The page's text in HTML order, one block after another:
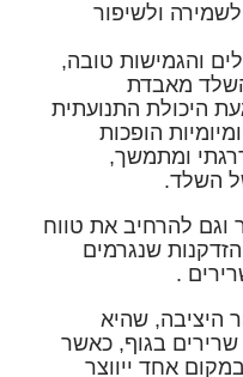
לשמירה ולשיפור
והגמישות טובה,
מאבדת
היכולת התנועתית
הופכות
ומתמשך,
השלד.
וגם להרחיב את טווח
שנגרמים
.
היציבה, שהיא
שרירים בגוף, כאשר
אחד ייווצר